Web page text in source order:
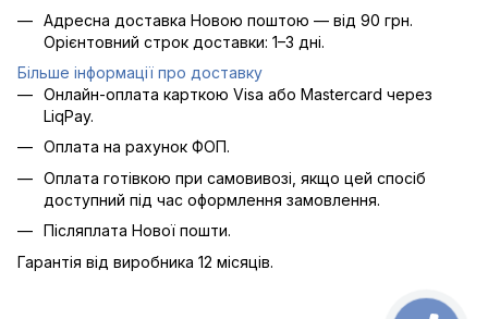
Адресна доставка Новою поштою — від 90 грн.
Орієнтовний строк доставки: 1–3 дні.
Більше інформації про доставку
Онлайн-оплата карткою Visa або Mastercard через
LiqPay.
Оплата на рахунок ФОП.
Оплата готівкою при самовивозі, якщо цей спосіб
доступний під час оформлення замовлення.
Післяплата Нової пошти.
Гарантія від виробника 12 місяців.